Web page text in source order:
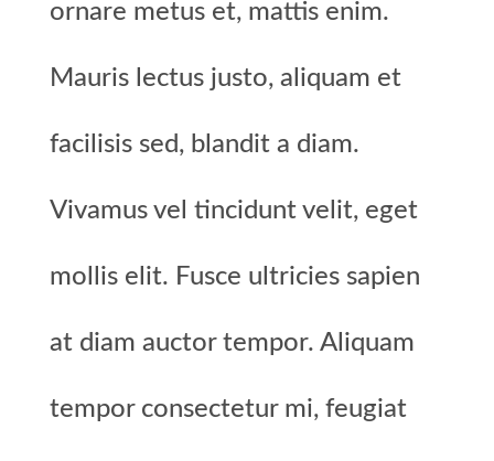
ornare metus et, mattis enim.
Mauris lectus justo, aliquam et
facilisis sed, blandit a diam.
Vivamus vel tincidunt velit, eget
mollis elit. Fusce ultricies sapien
at diam auctor tempor. Aliquam
tempor consectetur mi, feugiat